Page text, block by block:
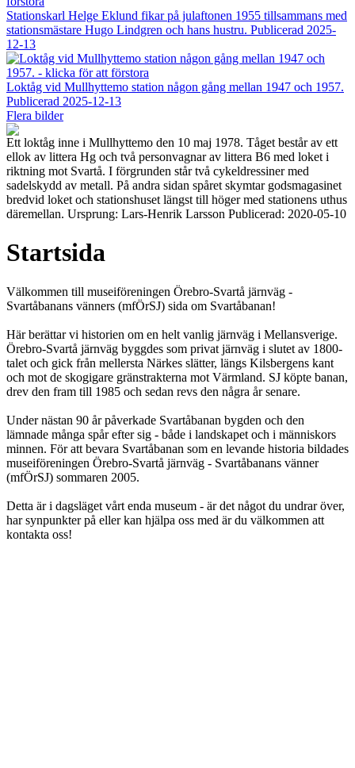
Stationskarl Helge Eklund fikar på julaftonen 1955 tillsammans med
stationsmästare Hugo Lindgren och hans hustru. Publicerad 2025-
12-13
Loktåg vid Mullhyttemo station någon gång mellan 1947 och 1957.
Publicerad 2025-12-13
Flera bilder
Ett loktåg inne i Mullhyttemo den 10 maj 1978. Tåget består av ett
ellok av littera Hg och två personvagnar av littera B6 med loket i
riktning mot Svartå. I förgrunden står två cykeldressiner med
sadelskydd av metall. På andra sidan spåret skymtar godsmagasinet
bredvid loket och stationshuset längst till höger med stationens uthus
däremellan. Ursprung: Lars-Henrik Larsson Publicerad: 2020-05-10
Startsida
Välkommen till museiföreningen Örebro-Svartå järnväg -
Svartåbanans vänners (mfÖrSJ) sida om Svartåbanan!
Här berättar vi historien om en helt vanlig järnväg i Mellansverige.
Örebro-Svartå järnväg byggdes som privat järnväg i slutet av 1800-
talet och gick från mellersta Närkes slätter, längs Kilsbergens kant
och mot de skogigare gränstrakterna mot Värmland. SJ köpte banan,
drev den fram till 1985 och sedan revs den några år senare.
Under nästan 90 år påverkade Svartåbanan bygden och den
lämnade många spår efter sig - både i landskapet och i människors
minnen. För att bevara Svartåbanan som en levande historia bildades
museiföreningen Örebro-Svartå järnväg - Svartåbanans vänner
(mfÖrSJ) sommaren 2005.
Detta är i dagsläget vårt enda museum - är det något du undrar över,
har synpunkter på eller kan hjälpa oss med är du välkommen att
kontakta oss!